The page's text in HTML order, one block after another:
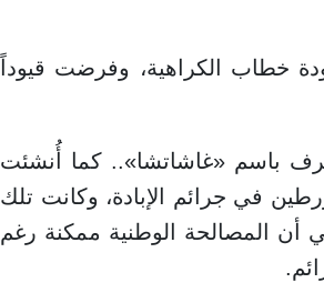
خطاب الكراهية، وفرضت قيوداً
باسم «غاشاتشا».. كما أُنشئت
في جرائم الإبادة، وكانت تلك
أن المصالحة الوطنية ممكنة رغم